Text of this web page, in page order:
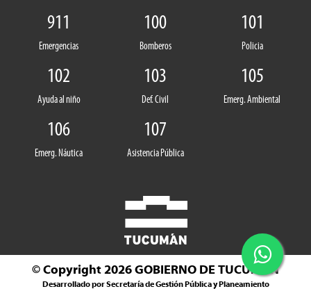
911
Emergencias
100
Bomberos
101
Policia
102
Ayuda al niño
103
Def. Civil
105
Emerg. Ambiental
106
Emerg. Náutica
107
Asistencia Pública
© Copyright 2026 GOBIERNO DE TUCUMÁN
Desarrollado por Secretaría de Gestión Pública y Planeamiento